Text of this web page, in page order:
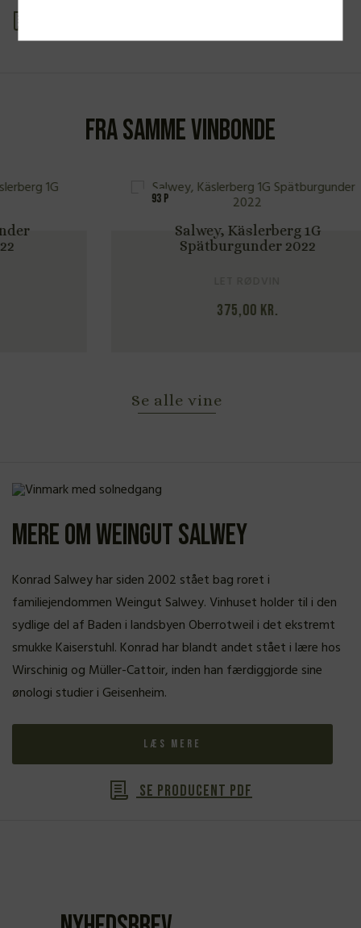
Fra samme vinbonde
Salwey, Käslerberg 1G
Spätburgunder 2022
Se alle vine
Mere om Weingut Salwey
Konrad Salwey har siden 2002 stået bag roret i
familiejendommen Weingut Salwey. Vinhuset holder til i den
sydlige del af Baden i landsbyen Oberrotweil i det ekstremt
smukke Kaiserstuhl. Konrad har blandt andet stået i lære hos
Wirschinig og Müller-Cattoir, inden han færdiggjorde sine
ønologi studier i Geisenheim.
Læs mere
Se producent PDF